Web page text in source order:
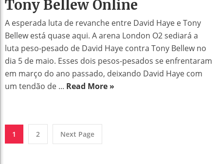
Tony Bellew Online
A esperada luta de revanche entre David Haye e Tony
Bellew está quase aqui. A arena London O2 sediará a
luta peso-pesado de David Haye contra Tony Bellew no
dia 5 de maio. Esses dois pesos-pesados ​​se enfrentaram
em março do ano passado, deixando David Haye com
um tendão de ... Read More »
1 2 Next Page